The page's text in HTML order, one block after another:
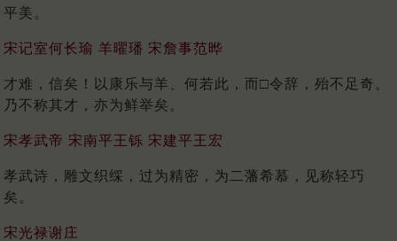
平美。
宋记室何长瑜 羊曜璠 宋詹事范晔
才难，信矣！以康乐与羊、何若此，而□令辞，殆不足奇。
乃不称其才，亦为鲜举矣。
宋孝武帝 宋南平王铄 宋建平王宏
孝武诗，雕文织䌽，过为精密，为二藩希慕，见称轻巧
矣。
宋光禄谢庄